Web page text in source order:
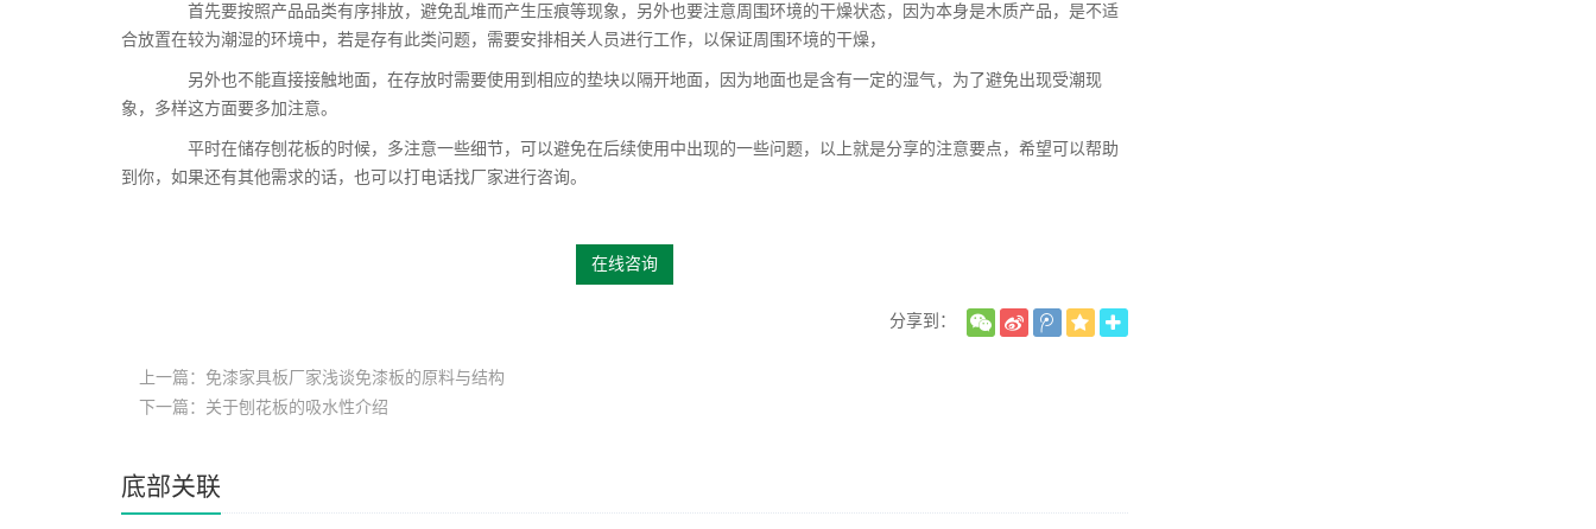
首先要按照产品品类有序排放，避免乱堆而产生压痕等现象，另外也要注意周围环境的干燥状态，因为本身是木质产品，是不适
合放置在较为潮湿的环境中，若是存有此类问题，需要安排相关人员进行工作，以保证周围环境的干燥，
另外也不能直接接触地面，在存放时需要使用到相应的垫块以隔开地面，因为地面也是含有一定的湿气，为了避免出现受潮现
象，多样这方面要多加注意。
平时在储存刨花板的时候，多注意一些细节，可以避免在后续使用中出现的一些问题，以上就是分享的注意要点，希望可以帮助
到你，如果还有其他需求的话，也可以打电话找厂家进行咨询。
在线咨询
分享到：
上一篇：免漆家具板厂家浅谈免漆板的原料与结构
下一篇：关于刨花板的吸水性介绍
底部关联